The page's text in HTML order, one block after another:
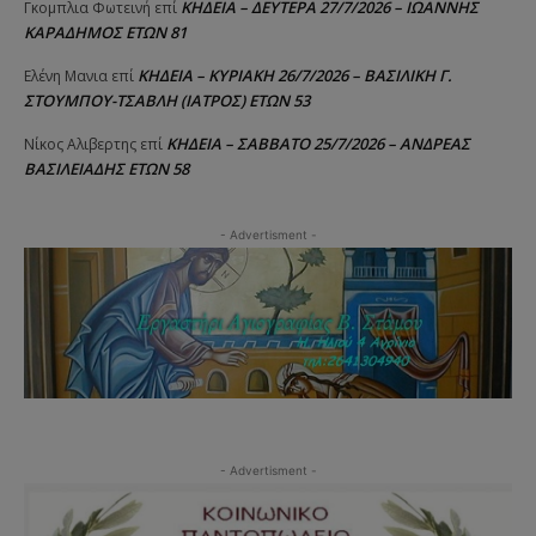
Γκομπλια Φωτεινή επί ΚΗΔΕΙΑ – ΔΕΥΤΕΡΑ 27/7/2026 – ΙΩΑΝΝΗΣ
ΚΑΡΑΔΗΜΟΣ ΕΤΩΝ 81
Ελένη Μανια επί ΚΗΔΕΙΑ – ΚΥΡΙΑΚΗ 26/7/2026 – ΒΑΣΙΛΙΚΗ Γ.
ΣΤΟΥΜΠΟΥ-ΤΣΑΒΛΗ (ΙΑΤΡΟΣ) ΕΤΩΝ 53
Νίκος Αλιβερτης επί ΚΗΔΕΙΑ – ΣΑΒΒΑΤΟ 25/7/2026 – ΑΝΔΡΕΑΣ
ΒΑΣΙΛΕΙΑΔΗΣ ΕΤΩΝ 58
- Advertisment -
- Advertisment -